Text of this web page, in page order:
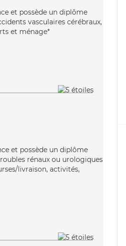
et possède un diplôme
vasculaires cérébraux,
et ménage*
et possède un diplôme
rénaux ou urologiques
livraison, activités,